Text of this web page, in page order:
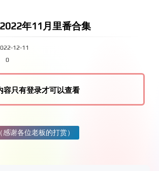
2022年11月里番合集
12-11
0
容只有登录才可以查看
谢各位老板的打赏）